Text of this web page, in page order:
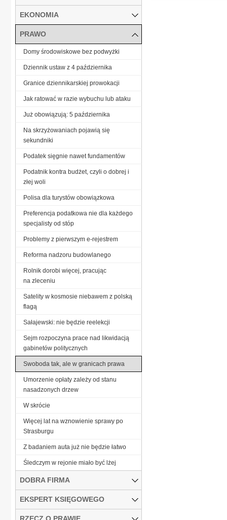
EKONOMIA
PRAWO
Domy środowiskowe bez podwyżki
Dziennik ustaw z 4 października
Granice dziennikarskiej prowokacji
Jak ratować w razie wybuchu lub ataku
Już obowiązują: 5 października
Na skrzyżowaniach pojawią się
sekundniki
Podatek sięgnie nawet fundamentów
Podatnik kontra budżet, czyli o dobrej i
złej woli
Polisa dla turystów obowiązkowa
Preferencja podatkowa nie dla każdego
specjalisty od stóp
Problemy z pierwszym e-rejestrem
Reforma nadzoru budowlanego
Rolnik dorobi więcej, pracując
na zleceniu
Satelity w kosmosie niebawem z polską
flagą
Sałajewski: nie będzie reelekcji
Sejm rozpoczyna prace nad likwidacją
gabinetów politycznych
Swoboda tak, ale w granicach prawa
Umorzenie opłaty zależy od stanu
nasadzonych drzew
W skrócie
Więcej lat na wznowienie sprawy po
Strasburgu
Z badaniem auta już nie będzie łatwo
Śledczym w rejonie miało być lżej
DOBRA FIRMA
EKSPERT KSIĘGOWEGO
RZECZ O PRAWIE